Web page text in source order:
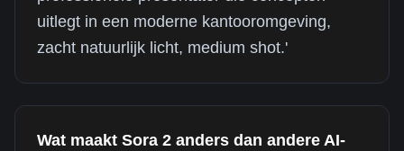
uitlegt in een moderne kantooromgeving,
zacht natuurlijk licht, medium shot.'
Wat maakt Sora 2 anders dan andere AI-